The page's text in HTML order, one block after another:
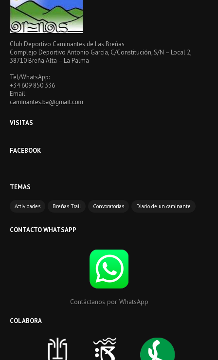
Club Deportivo Caminantes de Las Breñas
Complejo Deportivo Antonio García, C/Constitución, S/N – Local 2,
38710 Breña Alta – La Palma
Tel/WhatsApp:
+34 609 850 336
Email:
VISITAS
FACEBOOK
TEMAS
Actividades Breñas Trail Convocatorias Diario de un caminante
CONTACTO WHATSAPP
Contáctanos por WhatsApp
COLABORA